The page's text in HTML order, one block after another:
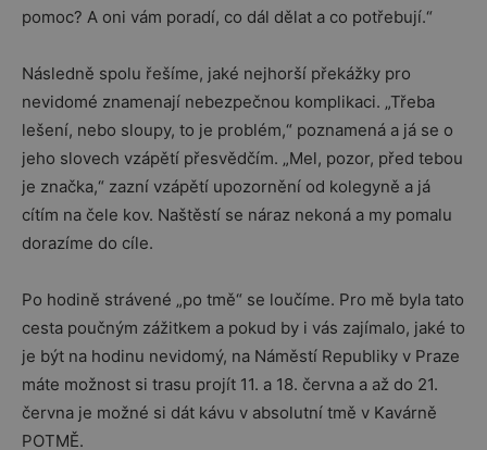
pomoc? A oni vám poradí, co dál dělat a co potřebují.“
Následně spolu řešíme, jaké nejhorší překážky pro
nevidomé znamenají nebezpečnou komplikaci. „Třeba
lešení, nebo sloupy, to je problém,“ poznamená a já se o
jeho slovech vzápětí přesvědčím. „Mel, pozor, před tebou
je značka,“ zazní vzápětí upozornění od kolegyně a já
cítím na čele kov. Naštěstí se náraz nekoná a my pomalu
dorazíme do cíle.
Po hodině strávené „po tmě“ se loučíme. Pro mě byla tato
cesta poučným zážitkem a pokud by i vás zajímalo, jaké to
je být na hodinu nevidomý, na Náměstí Republiky v Praze
máte možnost si trasu projít 11. a 18. června a až do 21.
června je možné si dát kávu v absolutní tmě v Kavárně
POTMĚ.